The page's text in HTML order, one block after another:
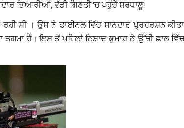
ਤਿਆਰੀਆਂ, ਵੱਡੀ ਗਿਣਤੀ ‘ਚ ਪਹੁੰਚੇ ਸ਼ਰਧਾਲੂ
ਸੀ । ਉਸ ਨੇ ਫਾਈਨਲ ਵਿੱਚ ਸ਼ਾਨਦਾਰ ਪ੍ਰਦਰਸ਼ਨ
ਹੈ। ਇਸ ਤੋਂ ਪਹਿਲਾਂ ਨਿਸ਼ਾਦ ਕੁਮਾਰ ਨੇ ਉੱਚੀ ਛਾਲ ਵਿੱਚ